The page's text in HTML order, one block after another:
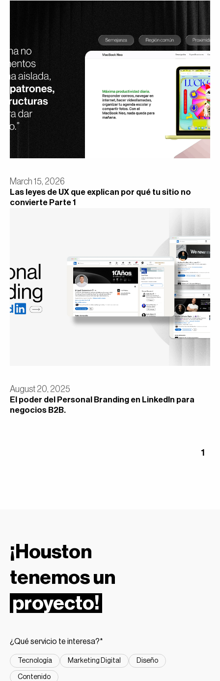
March 15, 2026
Las leyes de UX que explican por qué tu sitio no
convierte Parte 1
August 20, 2025
El poder del Personal Branding en LinkedIn para
negocios B2B.
1
¡Houston
tenemos un
proyecto!
¿Qué servicio te interesa?*
Tecnología Marketing Digital Diseño
Contenido